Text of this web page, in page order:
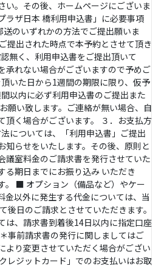
い。その後、ホームページにございま
ラザ日本 橋利用申込書」に必要事項
送のいずれかの方法でご提出願いま
出された時点で本予約とさせて頂き
無く、利用申込書をご提出頂いて
承れない場合がございますので予めご
いた日から1週間の期限に限り、仮予
以内に必ず利用申込書のご提出また
願い致します。ご連絡が無い場合、自
頂く場合がございます。 ３．お支払方
については、「利用申込書」ご提出
知らせをいたします。その後、原則と
議室料金のご請求書を発行させていた
る期日までにお振り込み いただき
。 ■ オプション（備品など）やケー
金以外に発生する代金については、当
後日のご請求とさせていただきます。
は、請求書到着後14日以内に指定口座
前請求書の発行に関しましてはご
より変更させていただく場合がござい
ジットカード」でのお支払いはお取